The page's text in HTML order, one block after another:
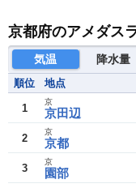
京都府のアメダス
気温 降水量
順位 地点
1 京田辺
京
2 京都
京
3 園部
京